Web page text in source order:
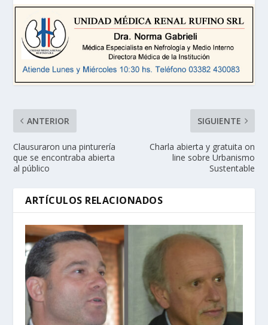
ANTERIOR
Clausuraron una pinturería
que se encontraba abierta
al público
SIGUIENTE
Charla abierta y gratuita on
line sobre Urbanismo
Sustentable
ARTÍCULOS RELACIONADOS